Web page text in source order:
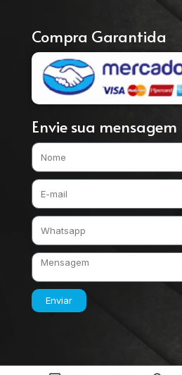
Compra Garantida
Envie sua mensagem
Enviar